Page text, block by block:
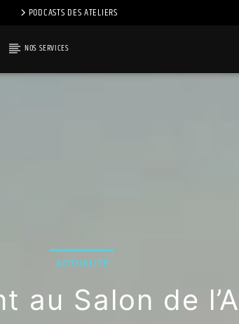
PODCASTS DES ATELIERS
NOS SERVICES
ACTUALITÉ
au Salon de